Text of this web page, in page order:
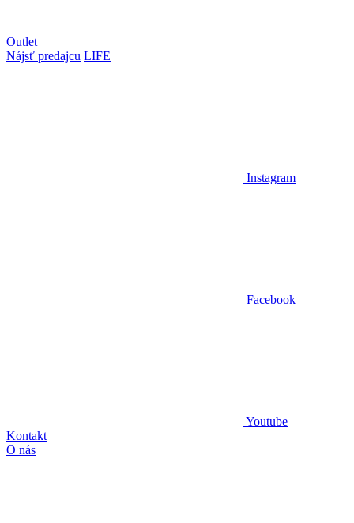
Outlet
Nájsť predajcu LIFE
Instagram
Facebook
Youtube
Kontakt
O nás